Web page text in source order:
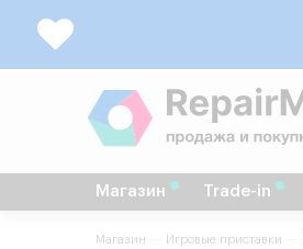
Магазин Trade-in
Магазин Игровые приставки